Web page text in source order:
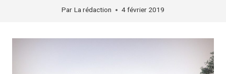
Par La rédaction 4 février 2019